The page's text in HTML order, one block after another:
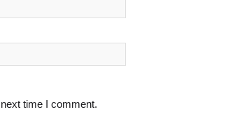
time I comment.